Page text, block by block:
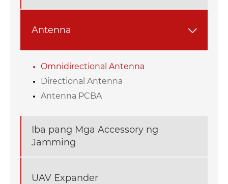
Antenna 
Omnidirectional Antenna
Directional Antenna
Antenna PCBA
Iba pang Mga Accessory ng
Jamming
UAV Expander